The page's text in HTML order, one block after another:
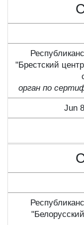
"Брестский
орган по
Jun